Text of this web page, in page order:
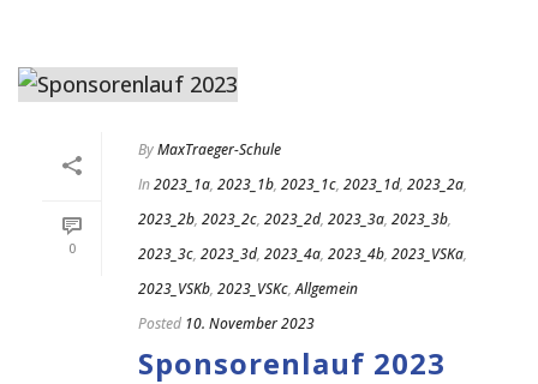
0
ByMaxTraeger-Schule
In2023_1a, 2023_1b, 2023_1c, 2023_1d, 2023_2a,
2023_2b, 2023_2c, 2023_2d, 2023_3a, 2023_3b,
2023_3c, 2023_3d, 2023_4a, 2023_4b, 2023_VSKa,
2023_VSKb, 2023_VSKc,Allgemein
Posted 10. November 2023
Sponsorenlauf 2023